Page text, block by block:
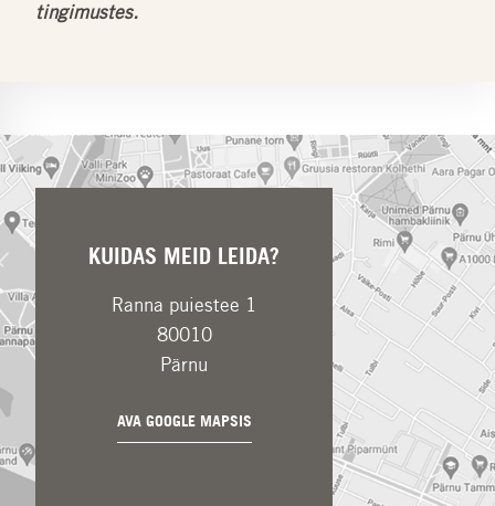
tingimustes.
KUIDAS MEID LEIDA?
Ranna puiestee 1
80010
Pärnu
AVA GOOGLE MAPSIS